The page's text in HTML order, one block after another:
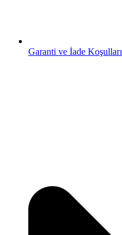
Garanti ve İade Koşulları